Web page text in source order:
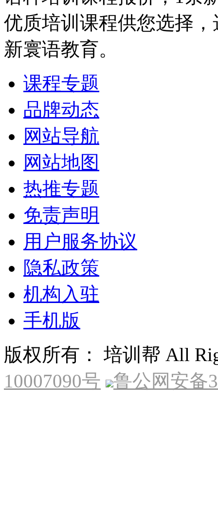
优质培训课程供您选择
新寰语教育。
课程专题
品牌动态
网站导航
网站地图
热推专题
免责声明
用户服务协议
隐私政策
机构入驻
手机版
版权所有： 培训帮 All
10007090号
鲁公网安备